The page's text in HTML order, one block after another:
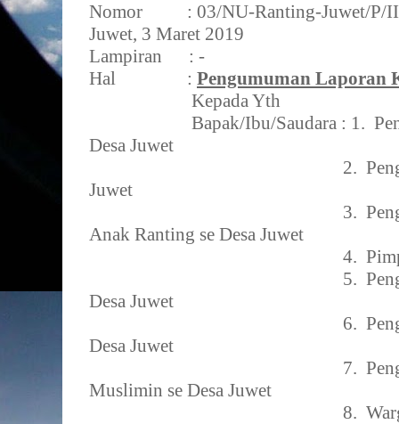
Nomor : 03/NU-Ranting-Juwet/P/
Juwet, 3 Maret 2019
Lampiran
: -
Hal
: Pengumuman Laporan
Kepada Yth
Bapak/Ibu/Saudara : 1.
Desa Juwet
2.
Juwet
3.
Anak Ranting se Desa Juwet
4.
5.
Desa Juwet
6.
Desa Juwet
7.
Muslimin se Desa Juwet
8.